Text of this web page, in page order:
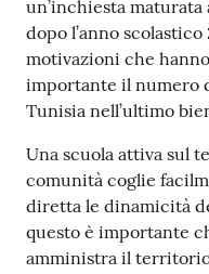
un’inchiesta maturata
dopo l’anno
motivazioni che
importante il numero
Tunisia nell’ultimo
Una scuola attiva sul
comunità coglie
diretta le dinamicità
questo è importante
amministra il